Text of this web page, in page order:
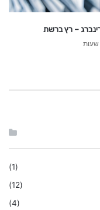
– רץ ברשת
(1)
(12)
(4)